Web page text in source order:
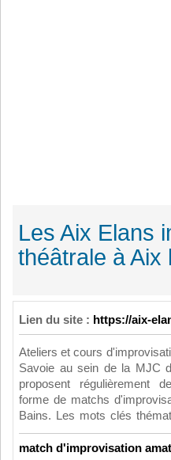
Les Aix Elans
théâtrale à Aix
Lien du site : https://aix-
Ateliers et cours
Savoie au sein de la MJC
proposent régulièrement
forme de matchs
Bains.
Les mots clés
match d'improvisation